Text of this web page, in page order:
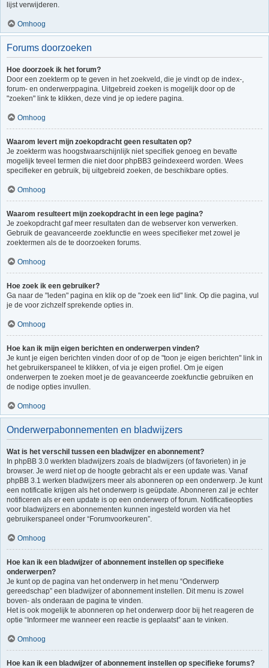
lijst verwijderen.
Omhoog
Forums doorzoeken
Hoe doorzoek ik het forum?
Door een zoekterm op te geven in het zoekveld, die je vindt op de index-,
forum- en onderwerppagina. Uitgebreid zoeken is mogelijk door op de
"zoeken" link te klikken, deze vind je op iedere pagina.
Omhoog
Waarom levert mijn zoekopdracht geen resultaten op?
Je zoekterm was hoogstwaarschijnlijk niet specifiek genoeg en bevatte
mogelijk teveel termen die niet door phpBB3 geïndexeerd worden. Wees
specifieker en gebruik, bij uitgebreid zoeken, de beschikbare opties.
Omhoog
Waarom resulteert mijn zoekopdracht in een lege pagina?
Je zoekopdracht gaf meer resultaten dan de webserver kon verwerken.
Gebruik de geavanceerde zoekfunctie en wees specifieker met zowel je
zoektermen als de te doorzoeken forums.
Omhoog
Hoe zoek ik een gebruiker?
Ga naar de "leden" pagina en klik op de "zoek een lid" link. Op die pagina, vul
je de voor zichzelf sprekende opties in.
Omhoog
Hoe kan ik mijn eigen berichten en onderwerpen vinden?
Je kunt je eigen berichten vinden door of op de "toon je eigen berichten" link in
het gebruikerspaneel te klikken, of via je eigen profiel. Om je eigen
onderwerpen te zoeken moet je de geavanceerde zoekfunctie gebruiken en
de nodige opties invullen.
Omhoog
Onderwerpabonnementen en bladwijzers
Wat is het verschil tussen een bladwijzer en abonnement?
In phpBB 3.0 werkten bladwijzers zoals de bladwijzers (of favorieten) in je
browser. Je werd niet op de hoogte gebracht als er een update was. Vanaf
phpBB 3.1 werken bladwijzers meer als abonneren op een onderwerp. Je kunt
een notificatie krijgen als het onderwerp is geüpdate. Abonneren zal je echter
notificeren als er een update is op een onderwerp of forum. Notificatieopties
voor bladwijzers en abonnementen kunnen ingesteld worden via het
gebruikerspaneel onder “Forumvoorkeuren”.
Omhoog
Hoe kan ik een bladwijzer of abonnement instellen op specifieke
onderwerpen?
Je kunt op de pagina van het onderwerp in het menu “Onderwerp
gereedschap” een bladwijzer of abonnement instellen. Dit menu is zowel
boven- als onderaan de pagina te vinden.
Het is ook mogelijk te abonneren op het onderwerp door bij het reageren de
optie “Informeer me wanneer een reactie is geplaatst” aan te vinken.
Omhoog
Hoe kan ik een bladwijzer of abonnement instellen op specifieke forums?